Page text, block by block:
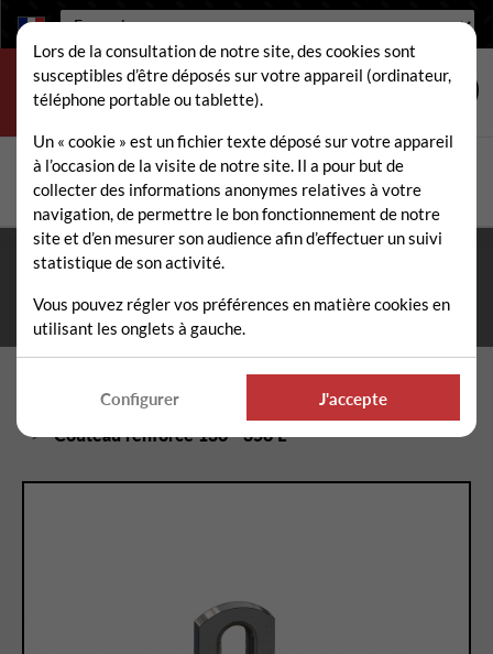
Langue :
Rechercher
Fermeture estivale du 10 au 21 août 2026
téléphonique et administrative assurée durant tout l'été. ☀️
Pièces détachées épareuse / faucheuse
Couteaux fleaux épareuse / faucheuse
Couteau renforcé 136 - 358 L
Lors de la consultation de notre site, des cookies sont
susceptibles d’être déposés sur votre appareil (ordinateur,
téléphone portable ou tablette).
Un « cookie » est un fichier texte déposé sur votre appareil
à l’occasion de la visite de notre site. Il a pour but de
collecter des informations anonymes relatives à votre
navigation, de permettre le bon fonctionnement de notre
site et d’en mesurer son audience afin d’effectuer un suivi
statistique de son activité.
Vous pouvez régler vos préférences en matière cookies en
utilisant les onglets à gauche.
Configurer J'accepte